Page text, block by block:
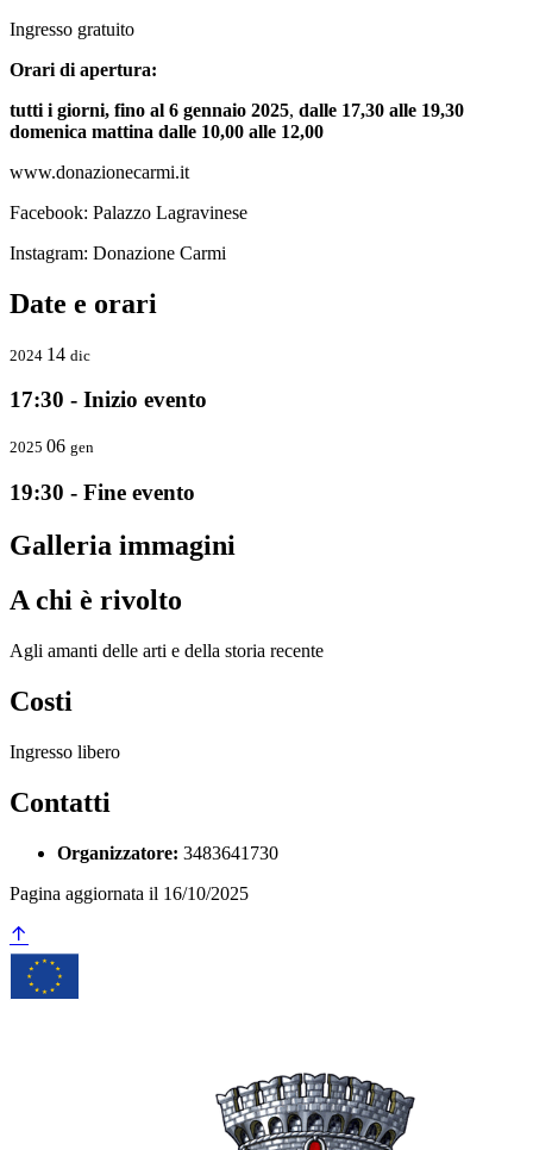
Ingresso gratuito
Orari di apertura:
tutti i giorni, fino al 6 gennaio 2025, dalle 17,30 alle 19,30
domenica mattina dalle 10,00 alle 12,00
www.donazionecarmi.it
Facebook: Palazzo Lagravinese
Instagram: Donazione Carmi
Date e orari
2024 14 dic
17:30 - Inizio evento
2025 06 gen
19:30 - Fine evento
Galleria immagini
A chi è rivolto
Agli amanti delle arti e della storia recente
Costi
Ingresso libero
Contatti
Organizzatore: 3483641730
Pagina aggiornata il 16/10/2025